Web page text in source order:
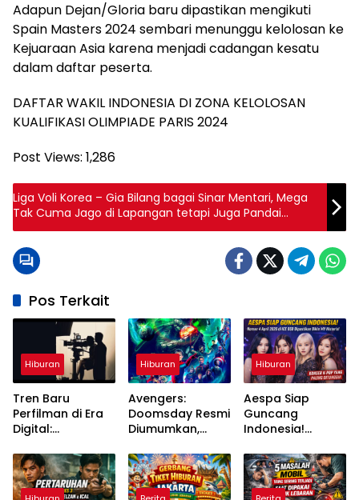
Adapun Dejan/Gloria baru dipastikan mengikuti
Spain Masters 2024 sembari menunggu kelolosan ke
Kejuaraan Asia karena menjadi cadangan kesatu
dalam daftar peserta.
DAFTAR WAKIL INDONESIA DI ZONA KELOLOSAN
KUALIFIKASI OLIMPIADE PARIS 2024
Post Views: 1,286
Liga Voli Korea – Gia Bilang bagai Sinar Mentari, Mega
Tak Cuma Jago di Lapangan tetapi Juga Pandai
Cairkan Suasana Tim
Pos Terkait
Hiburan
Tren Baru
Perfilman di Era
Digital:
Teknologi, dan
Perubahan Cara
Menonton
Hiburan
Avengers:
Doomsday Resmi
Diumumkan,
Besar MCU
Segera Dimulai
Hiburan
Aespa Siap
Guncang
Indonesia!
2026 di ICE BSD
Dipastikan Bikin
MY Histeris